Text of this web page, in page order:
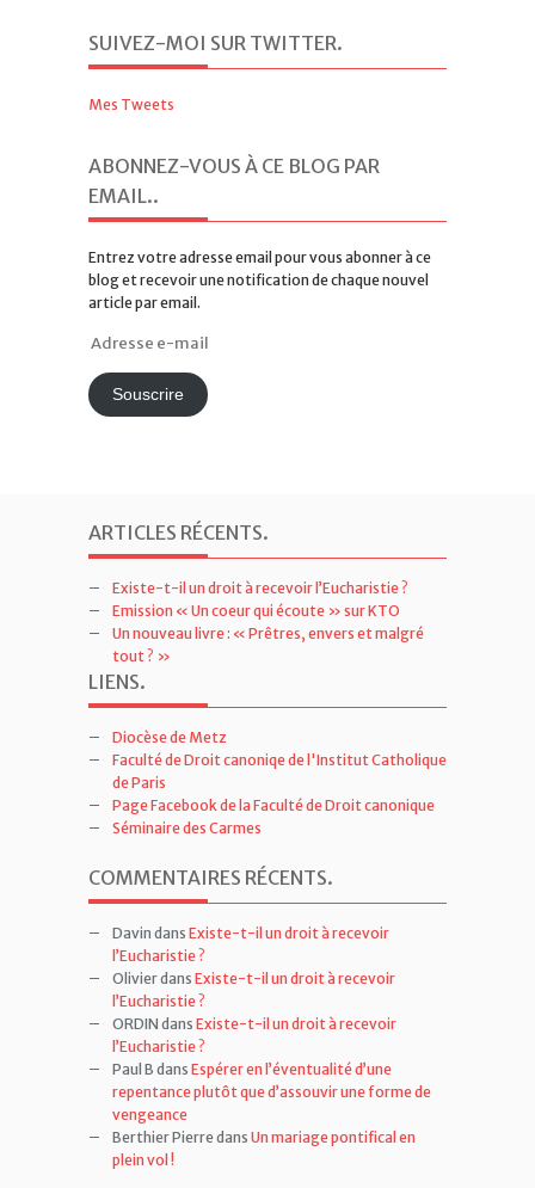
SUIVEZ-MOI SUR TWITTER.
ABONNEZ-VOUS À CE BLOG PAR
EMAIL..
Entrez votre adresse email pour vous abonner à ce
blog et recevoir une notification de chaque nouvel
e-
mail Souscrire
ARTICLES RÉCENTS.
Existe-t-il un droit à recevoir l’Eucharistie ?
Emission « Un coeur qui écoute » sur KTO
Un nouveau livre : « Prêtres, envers et malgré
tout ? »
LIENS.
Diocèse de Metz
Faculté de Droit canoniqe de l'Institut Catholique
de Paris
Page Facebook de la Faculté de Droit canonique
COMMENTAIRES RÉCENTS.
DavindansExiste-t-il un droit à recevoir
l’Eucharistie ?
OlivierdansExiste-t-il un droit à recevoir
l’Eucharistie ?
ORDINdansExiste-t-il un droit à recevoir
l’Eucharistie ?
Paul BdansEspérer en l’éventualité d’une
repentance plutôt que d’assouvir une forme de
vengeance
Berthier Pierre